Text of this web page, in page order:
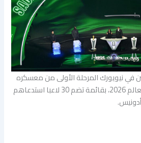
في نيويورك المرحلة الأولى من معسكره
الإعدادي لنهائيات كأس العالم 2026، بقائمة تضم 30 لاعبا استدعاهم